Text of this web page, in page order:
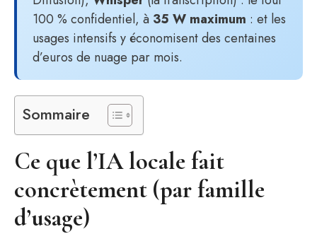
100 % confidentiel, à 35 W maximum : et les
usages intensifs y économisent des centaines
d’euros de nuage par mois.
Sommaire
Ce que l’IA locale fait
concrètement (par famille
d’usage)